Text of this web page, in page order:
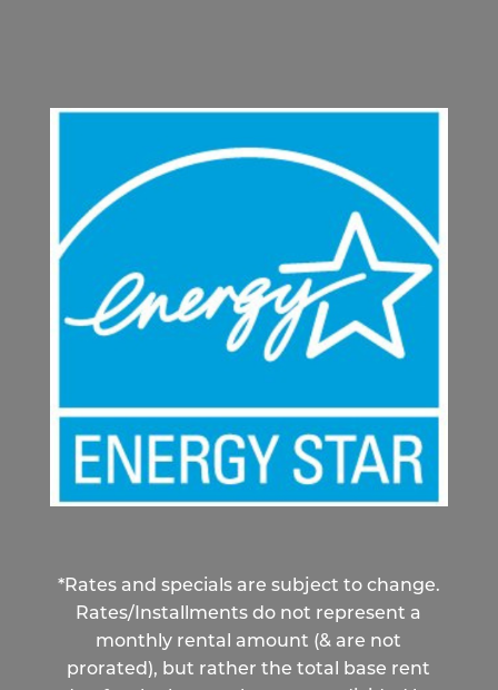
*Rates and specials are subject to change.
Rates/Installments do not represent a
monthly rental amount (& are not
prorated), but rather the total base rent